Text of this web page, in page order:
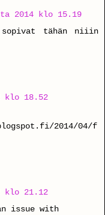
2014 klo 15.19
tähän niiin
klo 18.52
2014/04/f
klo 21.12
issue with